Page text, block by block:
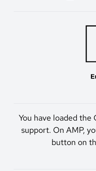
You have loaded
support. On AMP,
button on